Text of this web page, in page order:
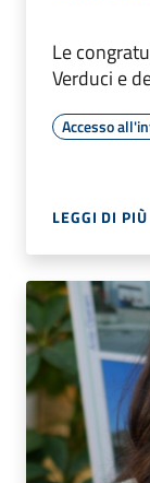
Le
Verduci e
Accesso
LEGGI DI PIÙ